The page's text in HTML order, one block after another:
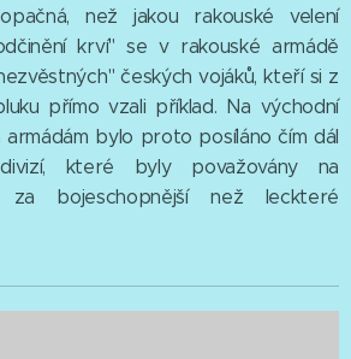
než jakou rakouské velení
krví" se v rakouské armádě
českých vojáků, kteří si z
přímo vzali příklad. Na východní
bylo proto posíláno čím dál
které byly považovány na
za bojeschopnější než leckteré